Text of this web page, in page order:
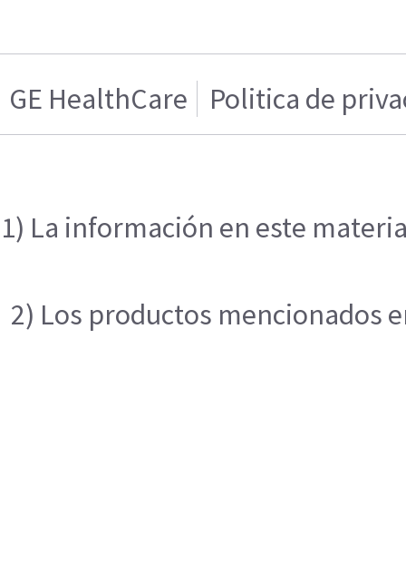
GE HealthCare Politica de
1) La información en este
2) Los productos mencionados